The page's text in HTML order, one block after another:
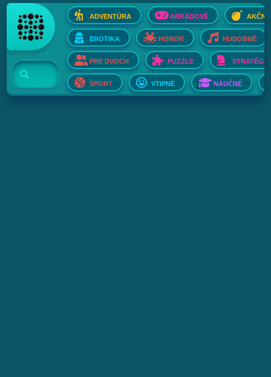
ADVENTÚRA ARKÁDOVÉ AKČNÉ
EROTIKA HOROR HUDOBNÉ
PRE DVOCH PUZZLE STRATÉGIE
ŠPORT VTIPNÉ NÁUČNÉ